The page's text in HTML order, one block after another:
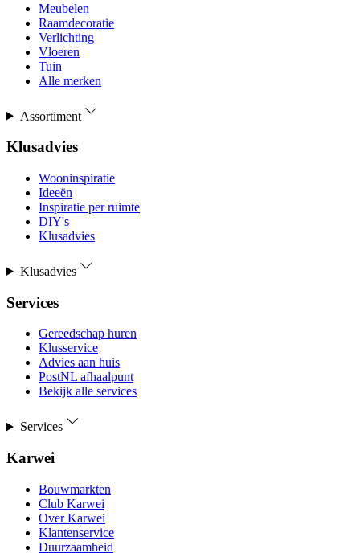
Meubelen
Raamdecoratie
Verlichting
Vloeren
Tuin
Alle merken
Assortiment
Klusadvies
Wooninspiratie
Ideeën
Inspiratie per ruimte
DIY's
Klusadvies
Klusadvies
Services
Gereedschap huren
Klusservice
Advies aan huis
PostNL afhaalpunt
Bekijk alle services
Services
Karwei
Bouwmarkten
Club Karwei
Over Karwei
Klantenservice
Duurzaamheid